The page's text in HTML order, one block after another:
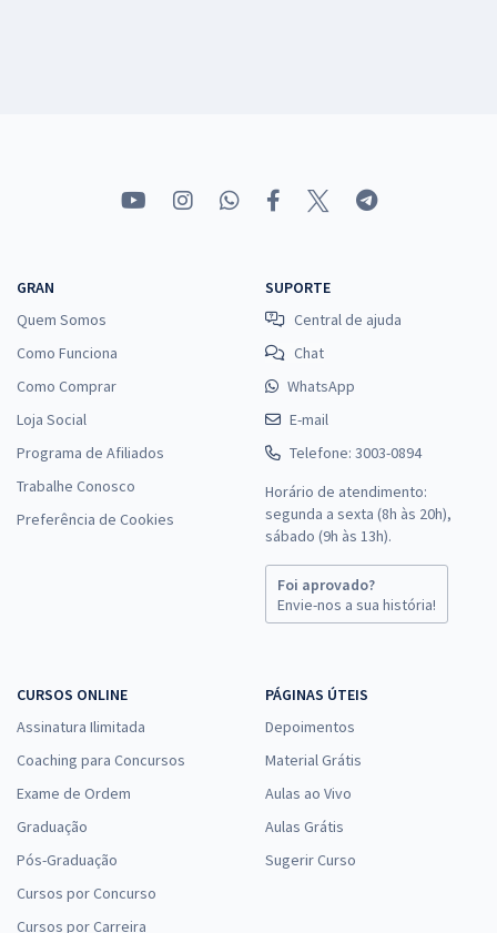
GRAN
Quem Somos
Como Funciona
Como Comprar
Loja Social
Programa de Afiliados
Trabalhe Conosco
Preferência de Cookies
SUPORTE
Central de ajuda
Chat
WhatsApp
E-mail
Telefone: 3003-0894
Horário de atendimento:
segunda a sexta (8h às 20h),
sábado (9h às 13h).
Foi aprovado?
Envie-nos a sua história!
CURSOS ONLINE
Assinatura Ilimitada
Coaching para Concursos
Exame de Ordem
Graduação
Pós-Graduação
Cursos por Concurso
Cursos por Carreira
PÁGINAS ÚTEIS
Depoimentos
Material Grátis
Aulas ao Vivo
Aulas Grátis
Sugerir Curso